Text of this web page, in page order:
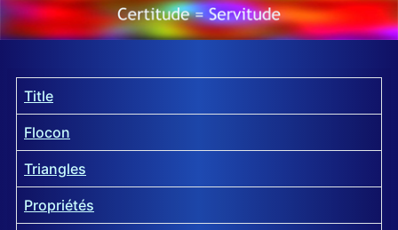
Title
Flocon
Triangles
Propriétés